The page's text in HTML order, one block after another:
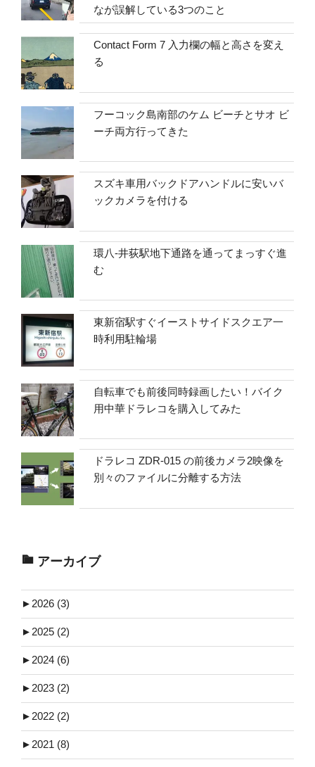
なが誤解している3つのこと
Contact Form 7 入力欄の幅と高さを変え
る
フーコック島南部のケム ビーチとサオ ビ
ーチ両方行ってきた
スズキ車用バックドアハンドルに安いバ
ックカメラを付ける
環八-井荻駅地下通路を通ってまっすぐ進
む
東新宿駅すぐイーストサイドスクエア一
時利用駐輪場
自転車でも前後同時録画したい！バイク
用中華ドラレコを購入してみた
ドラレコ ZDR-015 の前後カメラ2映像を
別々のファイルに分離する方法
アーカイブ
►2026 (3)
►2025 (2)
►2024 (6)
►2023 (2)
►2022 (2)
►2021 (8)